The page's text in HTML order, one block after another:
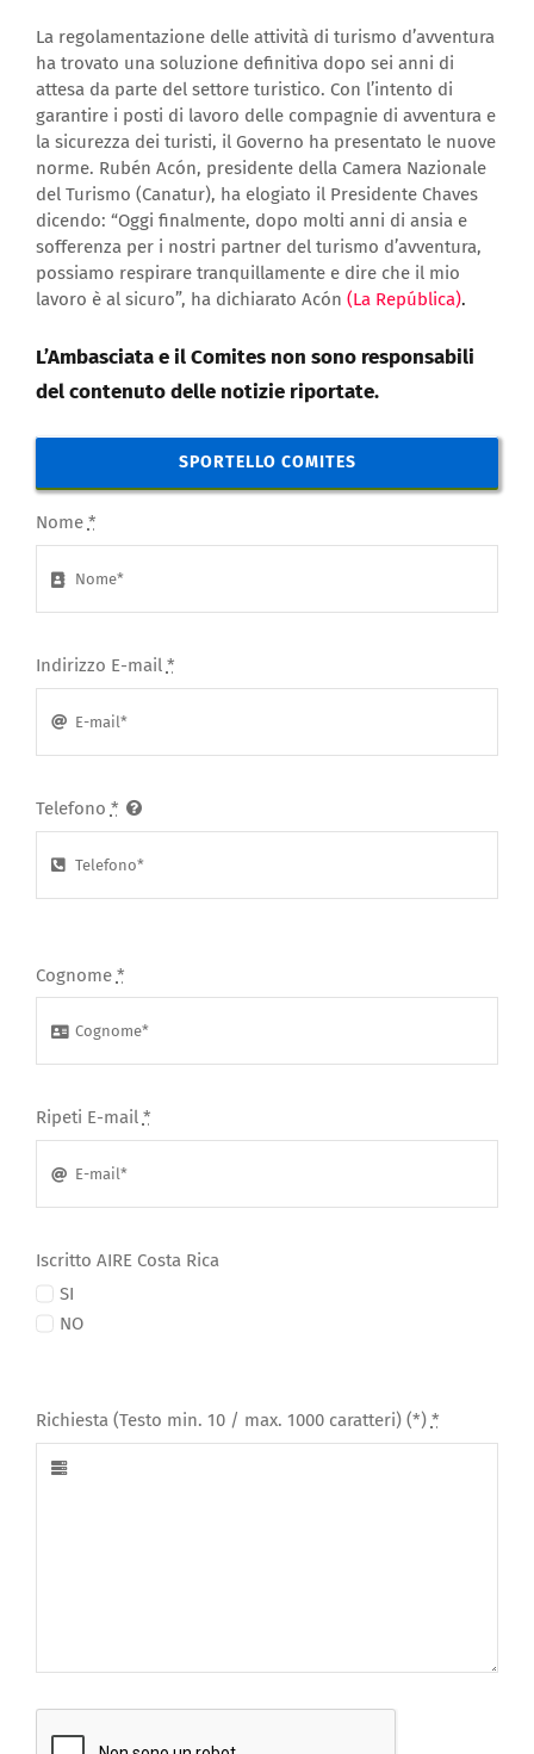
La regolamentazione delle attività di turismo d’avventura
ha trovato una soluzione definitiva dopo sei anni di
attesa da parte del settore turistico. Con l’intento di
garantire i posti di lavoro delle compagnie di avventura e
la sicurezza dei turisti, il Governo ha presentato le nuove
norme. Rubén Acón, presidente della Camera Nazionale
del Turismo (Canatur), ha elogiato il Presidente Chaves
dicendo: “Oggi finalmente, dopo molti anni di ansia e
sofferenza per i nostri partner del turismo d’avventura,
possiamo respirare tranquillamente e dire che il mio
lavoro è al sicuro”, ha dichiarato Acón (La República).
L’Ambasciata e il Comites non sono responsabili
del contenuto delle notizie riportate.
SPORTELLO COMITES
Nome *
Indirizzo E-mail *
Telefono *
Cognome *
Ripeti E-mail *
Iscritto AIRE Costa Rica
SI
NO
Richiesta (Testo min. 10 / max. 1000 caratteri) (*) *